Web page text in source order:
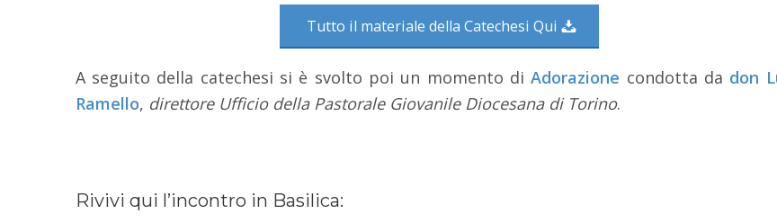
Tutto il materiale della Catechesi Qui
A seguito della catechesi si è svolto poi un momento diAdorazione condotta da don
Ramello, direttore Ufficio della Pastorale Giovanile Diocesana di Torino.
Rivivi qui l’incontro in Basilica: